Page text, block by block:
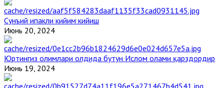
Сунъий ипакли кийим кийиш
Июнь 20, 2024
Юртингиз олимлари олдида бутун Ислом олами қарздордир
Июнь 19, 2024